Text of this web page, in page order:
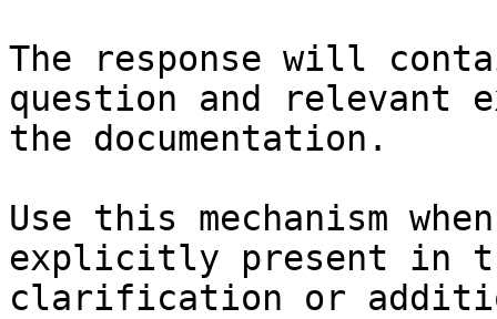
The response will
question and relevant
the documentation.
Use this mechanism
explicitly present in
clarification or